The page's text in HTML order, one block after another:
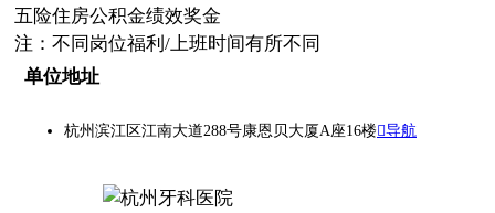
五险住房公积金绩效奖金
注：不同岗位福利/上班时间有所不同
单位地址
杭州滨江区江南大道288号康恩贝大厦A座16楼导航